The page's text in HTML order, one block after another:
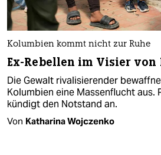
Kolumbien kommt nicht zur Ruhe
Ex-Rebellen im Visier von
Die Gewalt rivalisierender
Kolumbien eine Massenflucht aus.
kündigt den Notstand an.
Von Katharina Wojczenko